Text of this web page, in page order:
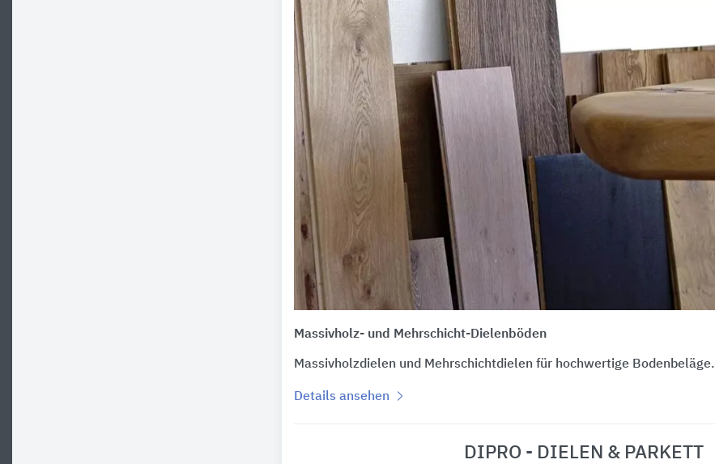
Massivholz- und Mehrschicht-Dielenböden
Massivholzdielen und Mehrschichtdielen für hochwertige Bodenbeläge.
Details ansehen
DIPRO - DIELEN & PARKETT